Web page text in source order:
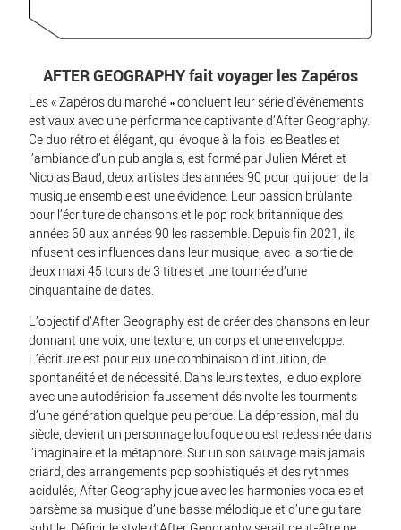
AFTER GEOGRAPHY fait voyager les Zapéros
Les « Zapéros du marché » concluent leur série d’événements
estivaux avec une performance captivante d’After Geography.
Ce duo rétro et élégant, qui évoque à la fois les Beatles et
l’ambiance d’un pub anglais, est formé par Julien Méret et
Nicolas Baud, deux artistes des années 90 pour qui jouer de la
musique ensemble est une évidence. Leur passion brûlante
pour l’écriture de chansons et le pop rock britannique des
années 60 aux années 90 les rassemble. Depuis fin 2021, ils
infusent ces influences dans leur musique, avec la sortie de
deux maxi 45 tours de 3 titres et une tournée d’une
cinquantaine de dates.
L’objectif d’After Geography est de créer des chansons en leur
donnant une voix, une texture, un corps et une enveloppe.
L’écriture est pour eux une combinaison d’intuition, de
spontanéité et de nécessité. Dans leurs textes, le duo explore
avec une autodérision faussement désinvolte les tourments
d’une génération quelque peu perdue. La dépression, mal du
siècle, devient un personnage loufoque ou est redessinée dans
l’imaginaire et la métaphore. Sur un son sauvage mais jamais
criard, des arrangements pop sophistiqués et des rythmes
acidulés, After Geography joue avec les harmonies vocales et
parsème sa musique d’une basse mélodique et d’une guitare